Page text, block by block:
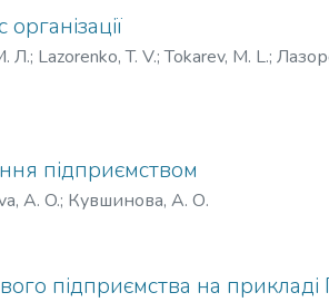
Л.; Lazorenko, T. V.;Tokarev, M. L.;
підприємством
A. O.; Кувшинова, А. О.
підприємства на